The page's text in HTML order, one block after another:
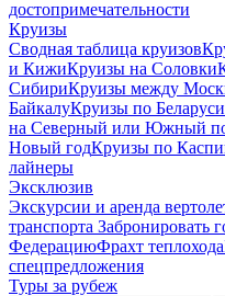
достопримечательности
Круизы
Сводная таблица круизов
и КижиКруизы на Соловки
СибириКруизы между
БайкалуКруизы по Беларуси
на Северный или Южный
Новый годКруизы по
лайнеры
Эксклюзив
Экскурсии и аренда
транспорта Забронировать
ФедерациюФрахт теплохода
спецпредложения
Туры за рубеж